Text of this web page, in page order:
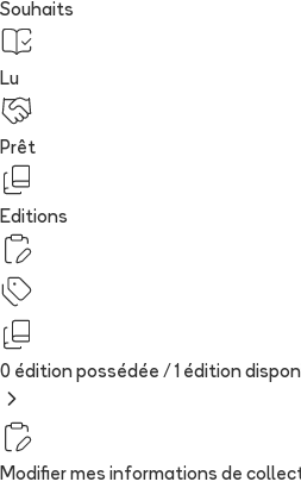
Souhaits
Lu
Prêt
Editions
0 édition possédée / 1 édition
Modifier mes informations de